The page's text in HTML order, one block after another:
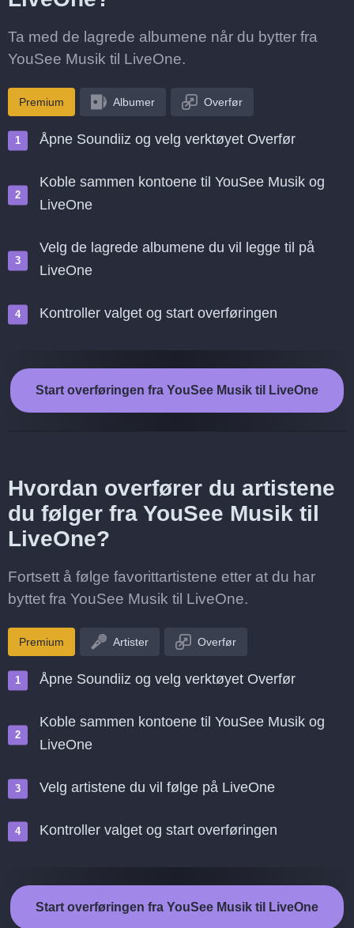
Ta med de lagrede albumene når du bytter fra
YouSee Musik til LiveOne.
Premium Albumer Overfør
Åpne Soundiiz og velg verktøyet Overfør
Koble sammen kontoene til YouSee Musik og
LiveOne
Velg de lagrede albumene du vil legge til på
LiveOne
Kontroller valget og start overføringen
Start overføringen fra YouSee Musik til LiveOne
Hvordan overfører du artistene
du følger fra YouSee Musik til
LiveOne?
Fortsett å følge favorittartistene etter at du har
byttet fra YouSee Musik til LiveOne.
Premium Artister Overfør
Åpne Soundiiz og velg verktøyet Overfør
Koble sammen kontoene til YouSee Musik og
LiveOne
Velg artistene du vil følge på LiveOne
Kontroller valget og start overføringen
Start overføringen fra YouSee Musik til LiveOne